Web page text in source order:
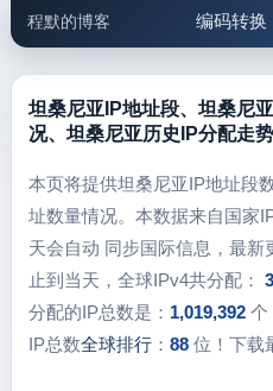
程默的博客 编码转换
邮件工具 生活便民
5.1支付宝
坦桑尼亚IP地址段、坦桑尼
况、坦桑尼亚历史IP分配走势
本页将提供坦桑尼亚IP地址段
址数量情况。本数据来自国家
天会自动 同步国际信息，最新
止到当天，全球IPv4共分配：
分配的IP总数是： 1,019,392个
IP总数全球排行： 88位！下载